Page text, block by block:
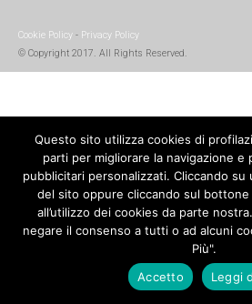
Cookie Policy - Privacy Policy
© Copyright 2017. All Rights Reserved.
Questo sito utilizza cookies di
parti per migliorare la navigazione e
pubblicitari personalizzati. Cliccando
del sito oppure cliccando sul bottone
all’utilizzo dei cookies da parte
negare il consenso a tutti o ad alcuni
Più".
Accetto
Leggi